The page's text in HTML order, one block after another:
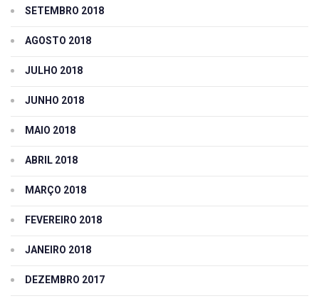
SETEMBRO 2018
AGOSTO 2018
JULHO 2018
JUNHO 2018
MAIO 2018
ABRIL 2018
MARÇO 2018
FEVEREIRO 2018
JANEIRO 2018
DEZEMBRO 2017